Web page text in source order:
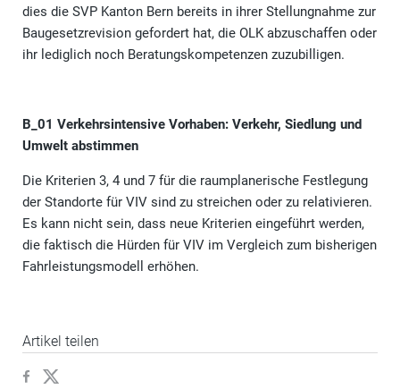
dies die SVP Kanton Bern bereits in ihrer Stellungnahme zur
Baugesetzrevision gefordert hat, die OLK abzuschaffen oder
ihr lediglich noch Beratungskompetenzen zuzubilligen.
B_01 Verkehrsintensive Vorhaben: Verkehr, Siedlung und
Umwelt abstimmen
Die Kriterien 3, 4 und 7 für die raumplanerische Festlegung
der Standorte für VIV sind zu streichen oder zu relativieren.
Es kann nicht sein, dass neue Kriterien eingeführt werden,
die faktisch die Hürden für VIV im Vergleich zum bisherigen
Fahrleistungsmodell erhöhen.
Artikel teilen